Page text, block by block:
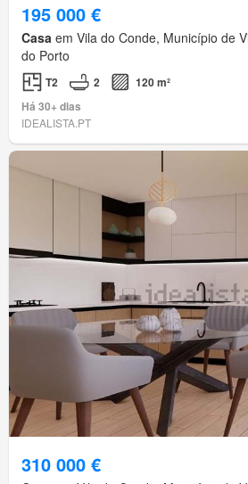
195 000 €
Casa em Vila do Conde, Município de
do Porto
T2 2
120 m²
Há 30+ dias
IDEALISTA.PT
310 000 €